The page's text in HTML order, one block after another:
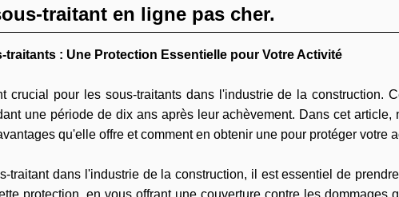
traitant en ligne pas cher.
: Une Protection Essentielle pour Votre Activité
crucial pour les sous-traitants dans l'industrie de la construction.
une période de dix ans après leur achèvement. Dans cet
qu'elle offre et comment en obtenir une pour protéger votre
traitant dans l'industrie de la construction, il est essentiel de
protection, en vous offrant une couverture contre les dommages